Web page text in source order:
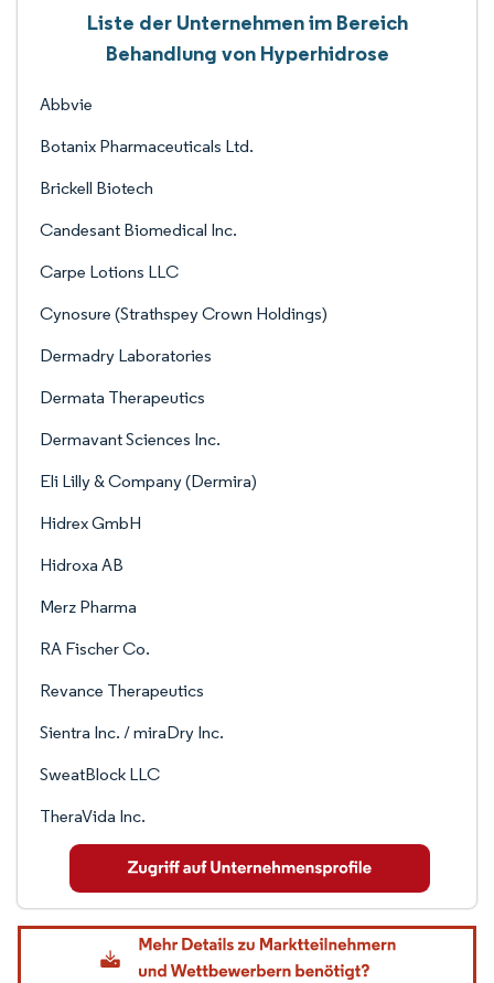
Liste der Unternehmen im Bereich
Behandlung von Hyperhidrose
Abbvie
Botanix Pharmaceuticals Ltd.
Brickell Biotech
Candesant Biomedical Inc.
Carpe Lotions LLC
Cynosure (Strathspey Crown Holdings)
Dermadry Laboratories
Dermata Therapeutics
Dermavant Sciences Inc.
Eli Lilly & Company (Dermira)
Hidrex GmbH
Hidroxa AB
Merz Pharma
RA Fischer Co.
Revance Therapeutics
Sientra Inc. / miraDry Inc.
SweatBlock LLC
TheraVida Inc.